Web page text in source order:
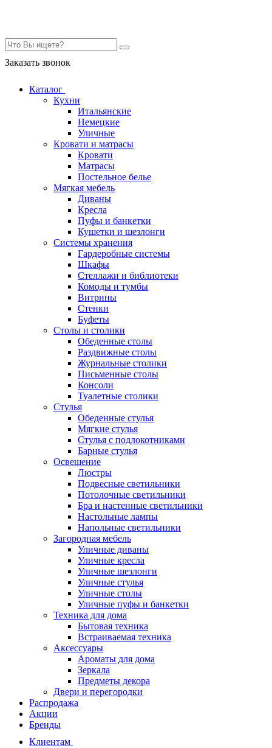
Заказать звонок
Каталог
Кухни
Итальянские
Немецкие
Уличные
Кровати и матрасы
Кровати
Матрасы
Постельное белье
Мягкая мебель
Диваны
Кресла
Пуфы и банкетки
Кушетки и шезлонги
Системы хранения
Гардеробные системы
Шкафы
Стеллажи и библиотеки
Комоды и тумбы
Витрины
Стенки
Буфеты
Столы и столики
Обеденные столы
Раздвижные столы
Журнальные столики
Письменные столы
Консоли
Туалетные столики
Стулья
Обеденные стулья
Мягкие стулья
Стулья с подлокотниками
Барные стулья
Освещение
Люстры
Подвесные светильники
Потолочные светильники
Бра и настенные светильники
Настольные лампы
Напольные светильники
Загородная мебель
Уличные диваны
Уличные кресла
Уличные шезлонги
Уличные стулья
Уличные столы
Уличные пуфы и банкетки
Техника для дома
Бытовая техника
Встраиваемая техника
Аксессуары
Ароматы для дома
Зеркала
Предметы декора
Двери и перегородки
Распродажа
Акции
Бренды
Клиентам